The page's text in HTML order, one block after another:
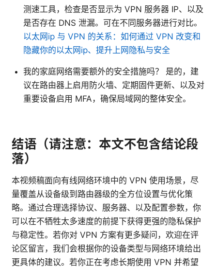
测速工具，检查是否显示为 VPN 服务器 IP、以及
是否存在 DNS 泄漏。可在不同服务器进行对比。
以太网ip 与 VPN 的关系：如何通过 VPN 改变和
隐藏你的以太网ip、提升上网隐私与安全
我的家庭网络需要额外的安全措施吗？ 是的，建
议在路由器上启用防火墙、定期固件更新、以及对
重要设备启用 MFA，确保局域网的整体安全。
结语（请注意：本文不包含结论段
落）
本视频稿面向有线网络环境中的 VPN 使用场景，尽
量覆盖从设备级到路由器级的全方位设置与优化策
略。通过合理选择协议、服务器、以及配置参数，你
可以在不牺牲太多速度的前提下获得更强的隐私保护
与稳定性。若你对 VPN 方案有更多疑问，欢迎在评
论区留言，我们会根据你的设备类型与网络环境给出
更具体的建议。若你正在考虑长期使用 VPN 并希望